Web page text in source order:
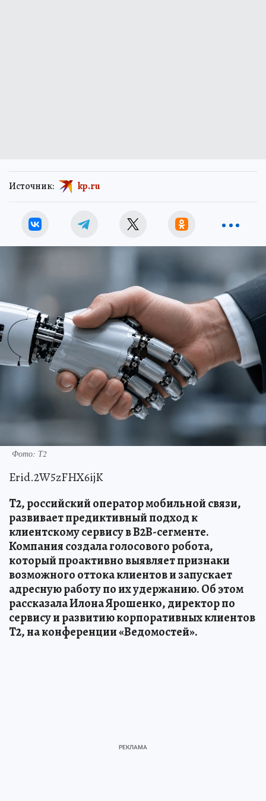
Источник: kp.ru
Фото: Т2
Erid.2W5zFHX6ijK
T2, российский оператор мобильной связи,
развивает предиктивный подход к
клиентскому сервису в B2B-сегменте.
Компания создала голосового робота,
который проактивно выявляет признаки
возможного оттока клиентов и запускает
адресную работу по их удержанию. Об этом
рассказала Илона Ярошенко, директор по
сервису и развитию корпоративных клиентов
T2, на конференции «Ведомостей».